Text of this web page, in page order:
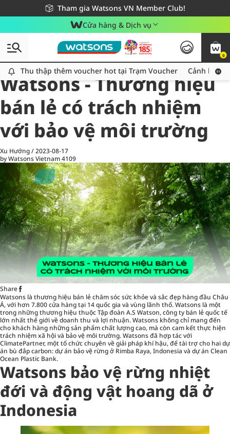
Tham gia Watsons VN Member Club!
Miễn phí giao hàng cho đơn hàng từ 249,000Đ
Giao hàng nhanh 24h - Áp dụng khu vực TP. Hồ Chí Minh
Cửa hàng & Dịch vụ
0
Thu thập thêm voucher hot tại Trạm Voucher
Thu thập thêm voucher hot tại Trạm Voucher Cảnh báo
All
Chăm Sóc Cá Nhân
Watsons - Thương hiệu
bán lẻ có trách nhiệm
với bảo vệ môi trường
Xu Hướng/2023-08-17
by Watsons Vietnam4109
Share
Watsons là thương hiệu bán lẻ chăm sóc sức khỏe và sắc đẹp hàng đầu Châu
Á, với hơn 7.800 cửa hàng tại 14 quốc gia và vùng lãnh thổ. Watsons là một
trong những thương hiệu thuộc Tập đoàn A.S Watson, công ty bán lẻ quốc tế
lớn nhất thế giới về doanh thu và lợi nhuận. Watsons không chỉ mang đến
cho khách hàng những sản phẩm chất lượng cao, mà còn cam kết thực hiện
trách nhiệm xã hội và bảo vệ môi trường. Watsons đã hợp tác với
ClimatePartner, một tổ chức chuyên về giải pháp khí hậu, để tài trợ cho hai dự
án bù đắp carbon: dự án bảo vệ rừng ở Rimba Raya, Indonesia và dự án Clean
Ocean Plastic Bank.
Watsons bảo vệ rừng nhiệt
đới và động vật hoang dã ở
Indonesia